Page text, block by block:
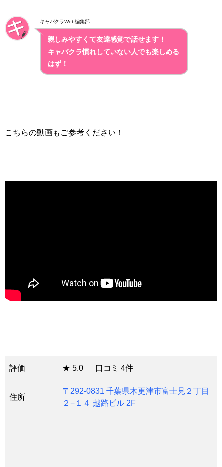
キャバクラWeb編集部
親しみやすくて友達感覚で話せます！
キャバクラ慣れしていない人でも楽しめる
はず！
こちらの動画もご参考ください！
評価 ★ 5.0 口コミ 4件
住所
〒292-0831 千葉県木更津市富士見２丁目
２−１４ 越路ビル 2F